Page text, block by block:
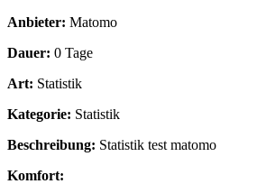
Anbieter: Matomo
Dauer: 0 Tage
Art: Statistik
Kategorie: Statistik
Beschreibung: Statistik test matomo
Komfort: